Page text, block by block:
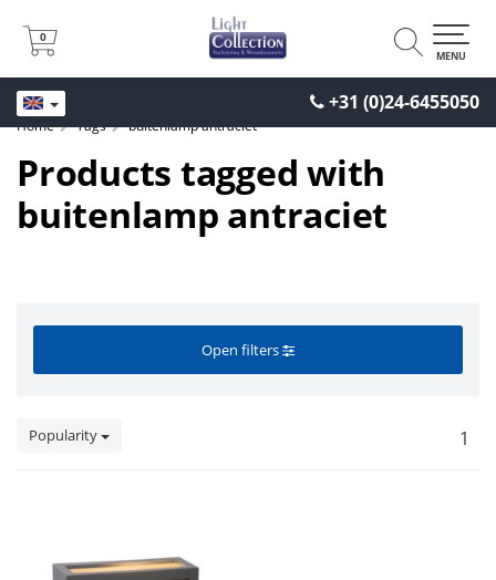
+31 (0)24-6455050
0
0
MENU
Home Tags buitenlamp antraciet
Products tagged with
buitenlamp antraciet
Open filters
Popularity 1